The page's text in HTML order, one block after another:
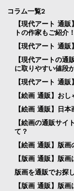
コラム一覧2
【現代アート 通
トの作家もご紹介！
【現代アート 通
【現代アートの通
に取りやすい値段
【現代アート 通
【絵画 通販】お
【絵画 通販】日
【絵画の通販サイ
て？
【絵画 通販】版
【版画 通販】版
版画を通販でお探
【版画 通販】版